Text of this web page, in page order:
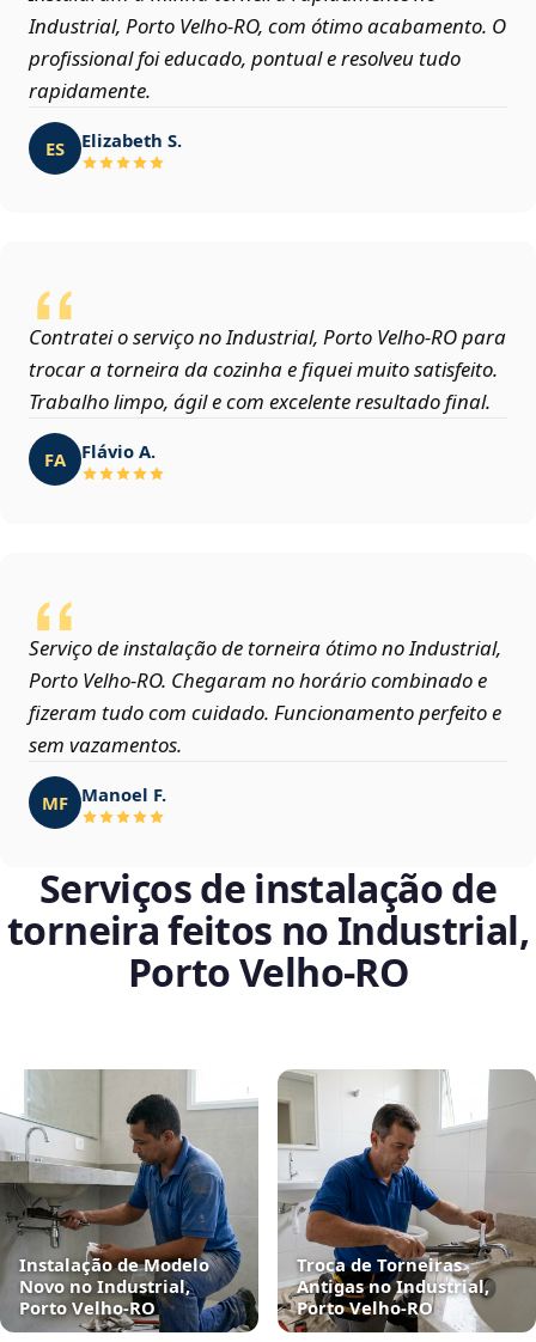
Industrial, Porto Velho‑RO, com ótimo acabamento. O
profissional foi educado, pontual e resolveu tudo
rapidamente.
ES Elizabeth S.
Contratei o serviço no Industrial, Porto Velho‑RO para
trocar a torneira da cozinha e fiquei muito satisfeito.
Trabalho limpo, ágil e com excelente resultado final.
FA Flávio A.
Serviço de instalação de torneira ótimo no Industrial,
Porto Velho‑RO. Chegaram no horário combinado e
fizeram tudo com cuidado. Funcionamento perfeito e
sem vazamentos.
MF Manoel F.
Serviços de instalação de
torneira feitos no Industrial,
Porto Velho‑RO
Instalação de Modelo
Novo no Industrial,
Porto Velho‑RO
Troca de Torneiras
Antigas no Industrial,
Porto Velho‑RO